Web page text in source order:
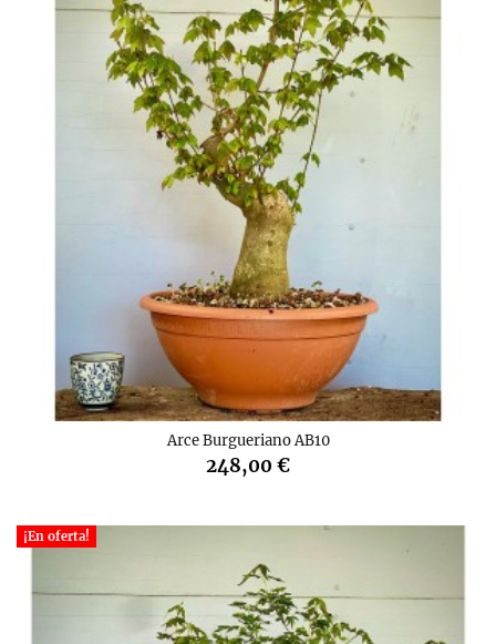
Arce Burgueriano AB10
248,00 €
¡En oferta!